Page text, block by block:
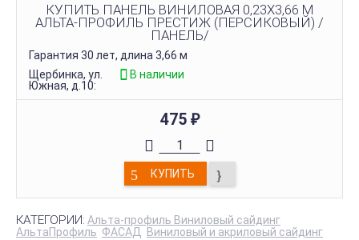
КУПИТЬ ПАНЕЛЬ ВИНИЛОВАЯ 0,23Х3,66 М
АЛЬТА-ПРОФИЛЬ ПРЕСТИЖ (ПЕРСИКОВЫЙ) /
ПАНЕЛЬ/
Гарантия 30 лет, длина 3,66 м
Щербинка, ул.
Южная, д.10:
В наличии
475 ₽
КУПИТЬ
КАТЕГОРИИ: Альта-профиль Виниловый сайдинг
АльтаПрофиль ФАСАД Виниловый и акриловый сайдинг